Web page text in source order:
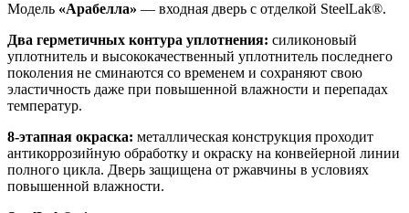
Модель «Арабелла» — входная дверь с отделкой SteelLak®.
Два герметичных контура уплотнения: силиконовый
уплотнитель и высококачественный уплотнитель последнего
поколения не сминаются со временем и сохраняют свою
эластичность даже при повышенной влажности и перепадах
температур.
8-этапная окраска: металлическая конструкция проходит
антикоррозийную обработку и окраску на конвейерной линии
полного цикла. Дверь защищена от ржавчины в условиях
повышенной влажности.